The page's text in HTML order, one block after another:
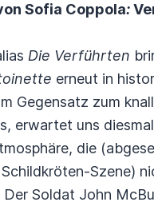
Sofia Coppola:
Die Verführten
erneut in
Gegensatz zum
erwartet uns
die
Szene)
Der Soldat John